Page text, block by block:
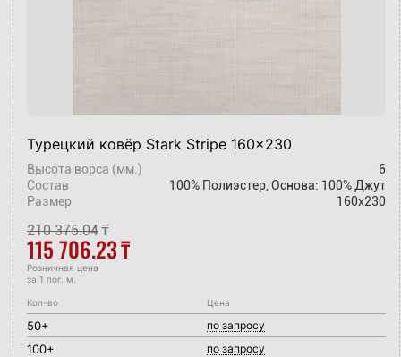
Турецкий ковёр Stark Stripe 160x230
Высота ворса (мм.)
6
Состав
100% Полиэстер, Основа: 100% Джут
Размер
160x230
210 375.04₸
115 706.23₸
Розничная цена
за 1 пог. м.
Кол-во
50+
100+
Цена
по запросу
по запросу